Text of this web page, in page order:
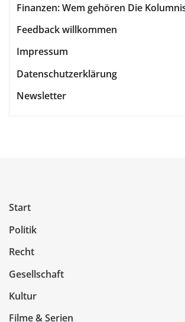
Finanzen: Wem gehören Die
Feedback willkommen
Impressum
Datenschutzerklärung
Newsletter
Start
Politik
Recht
Gesellschaft
Kultur
Filme & Serien